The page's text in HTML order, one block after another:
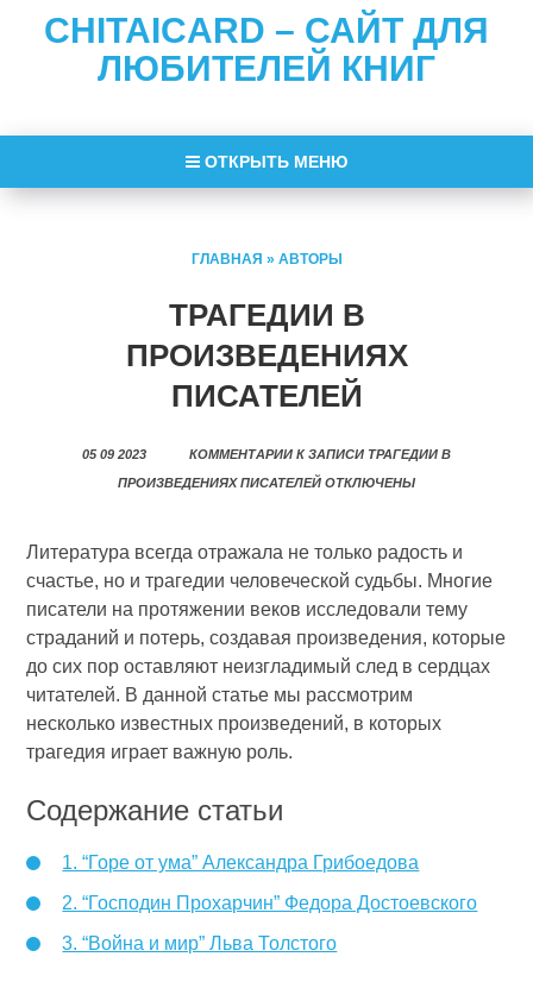
CHITAICARD – САЙТ ДЛЯ
ЛЮБИТЕЛЕЙ КНИГ
ОТКРЫТЬ МЕНЮ
ГЛАВНАЯ » АВТОРЫ
ТРАГЕДИИ В
ПРОИЗВЕДЕНИЯХ
ПИСАТЕЛЕЙ
05 09 2023 КОММЕНТАРИИ К ЗАПИСИ ТРАГЕДИИ В
ПРОИЗВЕДЕНИЯХ ПИСАТЕЛЕЙ ОТКЛЮЧЕНЫ
Литература всегда отражала не только радость и
счастье, но и трагедии человеческой судьбы. Многие
писатели на протяжении веков исследовали тему
страданий и потерь, создавая произведения, которые
до сих пор оставляют неизгладимый след в сердцах
читателей. В данной статье мы рассмотрим
несколько известных произведений, в которых
трагедия играет важную роль.
Содержание статьи
1. “Горе от ума” Александра Грибоедова
2. “Господин Прохарчин” Федора Достоевского
3. “Война и мир” Льва Толстого